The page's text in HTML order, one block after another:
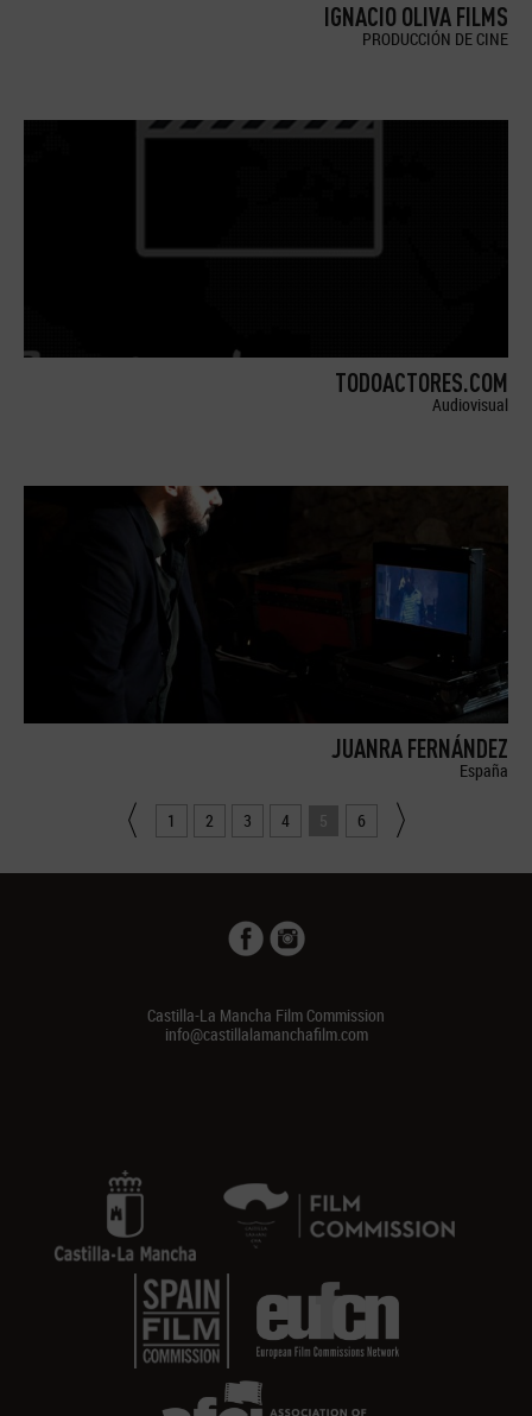
IGNACIO OLIVA FILMS
PRODUCCIÓN DE CINE
TODOACTORES.COM
Audiovisual
JUANRA FERNÁNDEZ
España
1 2 3 4 5 6
Castilla-La Mancha Film Commission
info@castillalamanchafilm.com